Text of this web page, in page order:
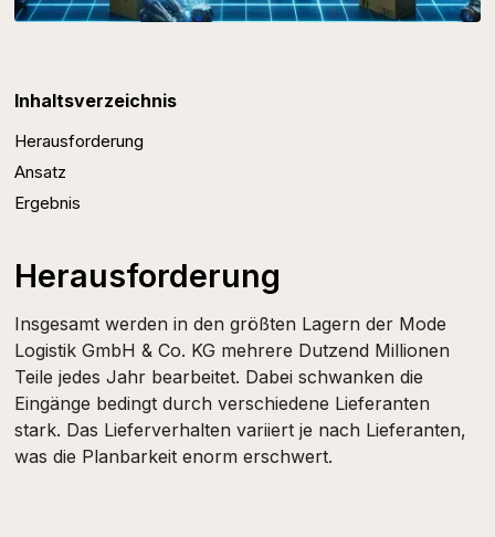
Inhaltsverzeichnis
Herausforderung
Ansatz
Ergebnis
Herausforderung
Insgesamt werden in den größten Lagern der Mode
Logistik GmbH & Co. KG mehrere Dutzend Millionen
Teile jedes Jahr bearbeitet. Dabei schwanken die
Eingänge bedingt durch verschiedene Lieferanten
stark. Das Lieferverhalten variiert je nach Lieferanten,
was die Planbarkeit enorm erschwert.